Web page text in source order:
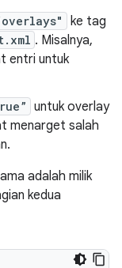
overlays" ke tag
. Misalnya,
entri untuk
untuk overlay
menarget salah
adalah milik
kedua